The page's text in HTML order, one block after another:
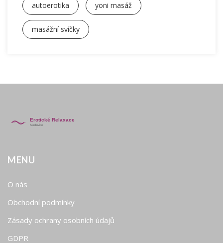
autoerotika yoni masáž
masážní svíčky
MENU
O nás
Obchodní podmínky
Zásady ochrany osobních údajů
GDPR